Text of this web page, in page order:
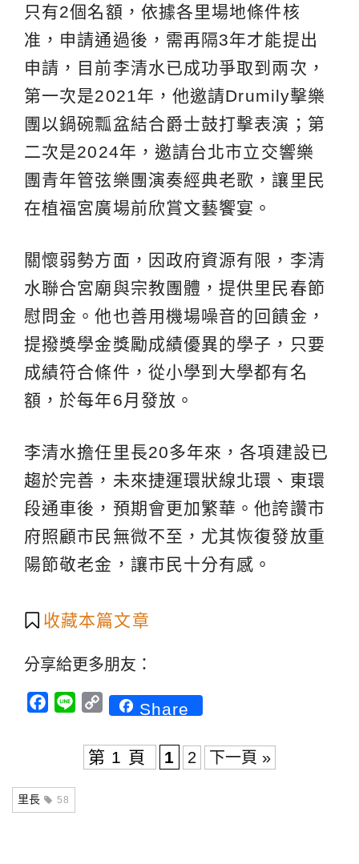
只有2個名額，依據各里場地條件核
准，申請通過後，需再隔3年才能提出
申請，目前李清水已成功爭取到兩次，
第一次是2021年，他邀請Drumily擊樂
團以鍋碗瓢盆結合爵士鼓打擊表演；第
二次是2024年，邀請台北市立交響樂
團青年管弦樂團演奏經典老歌，讓里民
在植福宮廣場前欣賞文藝饗宴。
關懷弱勢方面，因政府資源有限，李清
水聯合宮廟與宗教團體，提供里民春節
慰問金。他也善用機場噪音的回饋金，
提撥獎學金獎勵成績優異的學子，只要
成績符合條件，從小學到大學都有名
額，於每年6月發放。
李清水擔任里長20多年來，各項建設已
趨於完善，未來捷運環狀線北環、東環
段通車後，預期會更加繁華。他誇讚市
府照顧市民無微不至，尤其恢復發放重
陽節敬老金，讓市民十分有感。
收藏本篇文章
分享給更多朋友：
Facebook
Line CopyShare
第 1 頁 1 2 下一頁 »
里長 58